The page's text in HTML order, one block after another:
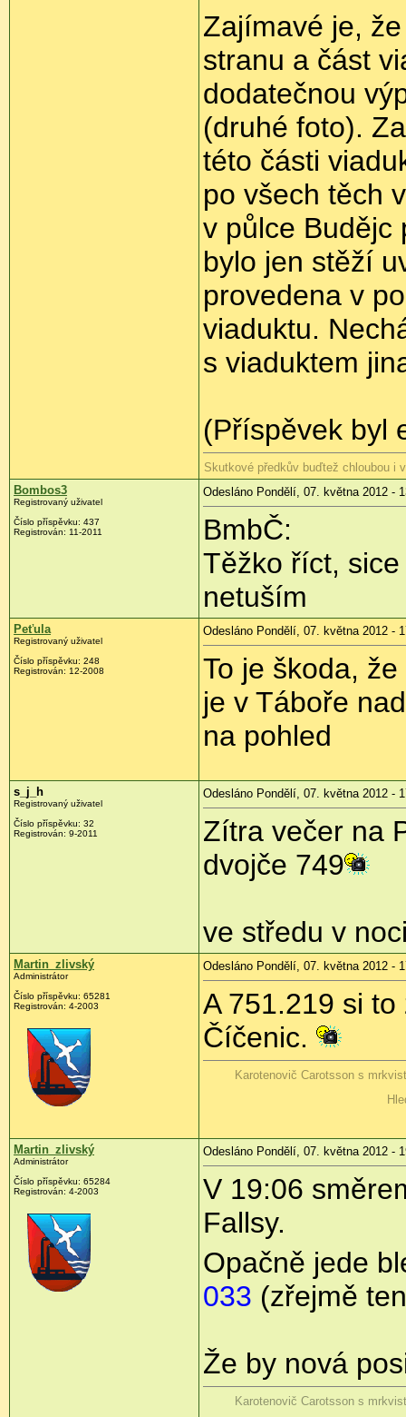
Zajímavé je,
stranu a část
dodatečnou
(druhé foto).
této části
po všech těch
v půlce Budějc
bylo jen stěží
provedena v
viaduktu.
s viaduktem
(Příspěvek byl
Skutkové předkův buďtež chloubou i
Bombos3
Registrovaný uživatel
Číslo příspěvku: 437
Registrován: 11-2011
Odesláno Pondělí, 07. května 2012 -
BmbČ:
Těžko říct,
netuším
Peťula
Registrovaný uživatel
Číslo příspěvku: 248
Registrován: 12-2008
Odesláno Pondělí, 07. května 2012 -
To je škoda,
je v Táboře
na pohled
s_j_h
Registrovaný uživatel
Číslo příspěvku: 32
Registrován: 9-2011
Odesláno Pondělí, 07. května 2012 -
Zítra večer na
dvojče 749
ve středu v
Martin_zlivský
Administrátor
Číslo příspěvku: 65281
Registrován: 4-2003
Odesláno Pondělí, 07. května 2012 -
A 751.219 si
Číčenic.
Karotenovič Carotsson s
Martin_zlivský
Administrátor
Číslo příspěvku: 65284
Registrován: 4-2003
Odesláno Pondělí, 07. května 2012 -
V 19:06
Fallsy.
Opačně jede
033 (zřejmě
Že by nová
Karotenovič Carotsson s